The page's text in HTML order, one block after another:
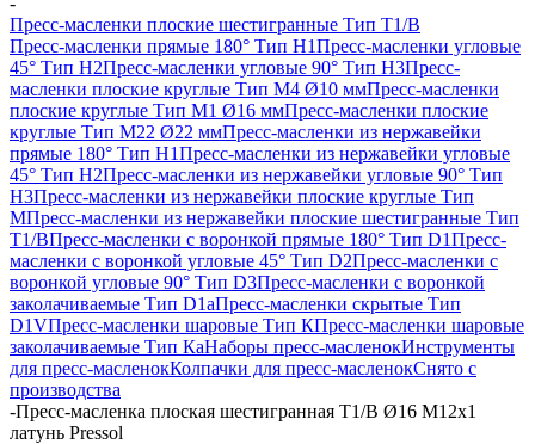
Пресс-масленки плоские шестигранные Тип T1/B
Пресс-масленки прямые 180° Тип H1Пресс-масленки угловые
45° Тип H2Пресс-масленки угловые 90° Тип H3Пресс-
масленки плоские круглые Тип M4 Ø10 ммПресс-масленки
плоские круглые Тип M1 Ø16 ммПресс-масленки плоские
круглые Тип M22 Ø22 ммПресс-масленки из нержавейки
прямые 180° Тип H1Пресс-масленки из нержавейки угловые
45° Тип H2Пресс-масленки из нержавейки угловые 90° Тип
H3Пресс-масленки из нержавейки плоские круглые Тип
MПресс-масленки из нержавейки плоские шестигранные Тип
T1/BПресс-масленки с воронкой прямые 180° Тип D1Пресс-
масленки с воронкой угловые 45° Тип D2Пресс-масленки с
воронкой угловые 90° Тип D3Пресс-масленки с воронкой
заколачиваемые Тип D1aПресс-масленки скрытые Тип
D1VПресс-масленки шаровые Тип КПресс-масленки шаровые
заколачиваемые Тип КaНаборы пресс-масленокИнструменты
для пресс-масленокКолпачки для пресс-масленокСнято с
производства
-Пресс-масленка плоская шестигранная T1/B Ø16 М12х1
латунь Pressol